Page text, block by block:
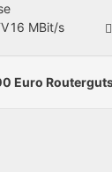
16 MBit/s
Euro